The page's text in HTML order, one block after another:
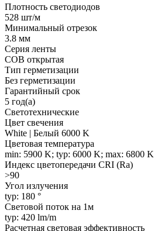
Плотность светодиодов
528 шт/м
Минимальный отрезок
3.8 мм
Серия ленты
COB открытая
Тип герметизации
Без герметизации
Гарантийный срок
5 год(а)
Светотехнические
Цвет свечения
White | Белый 6000 K
Цветовая температура
min: 5900 K; typ: 6000 K; max: 6800 K
Индекс цветопередачи CRI (Ra)
>90
Угол излучения
typ: 180 °
Световой поток на 1м
typ: 420 lm/m
Расчетная световая эффективность